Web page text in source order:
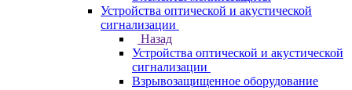
Устройства оптической и акустической
сигнализации
Назад
Устройства оптической и акустической
сигнализации
Взрывозащищенное оборудование